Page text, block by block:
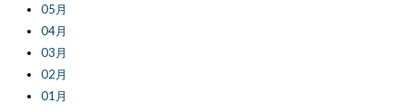
05月
04月
03月
02月
01月